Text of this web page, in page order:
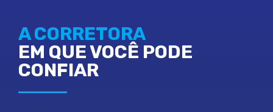
A CORRETORA
EM QUE VOCÊ PODE
CONFIAR